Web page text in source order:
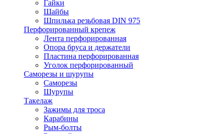
Гайки
Шайбы
Шпилька резьбовая DIN 975
Перфорированный крепеж
Лента перфорированная
Опора бруса и держатели
Пластина перфорированная
Уголок перфорированный
Саморезы и шурупы
Саморезы
Шурупы
Такелаж
Зажимы для троса
Карабины
Рым-болты